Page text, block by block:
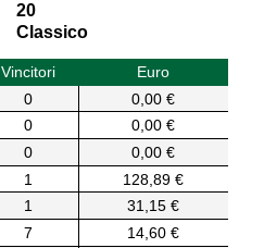
20
Classico
Vincitori
Euro
0
0,00 €
0
0,00 €
0
0,00 €
1
128,89 €
1
31,15 €
7
14,60 €